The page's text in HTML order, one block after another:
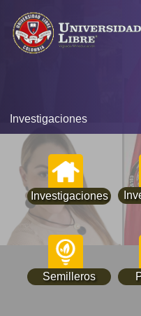
Investigaciones
Investigaciones
Semilleros